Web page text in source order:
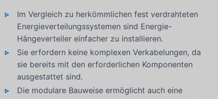
Im Vergleich zu herkömmlichen fest verdrahteten
Energieverteilungssystemen sind Energie-
Hängeverteiler einfacher zu installieren.
Sie erfordern keine komplexen Verkabelungen, da
sie bereits mit den erforderlichen Komponenten
ausgestattet sind.
Die modulare Bauweise ermöglicht auch eine